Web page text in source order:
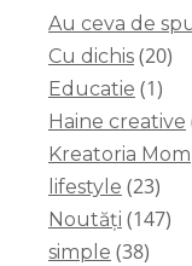
Au ceva de
Cu dichis (20)
Educatie (1)
Haine creative
Kreatoria Mom
lifestyle (23)
Noutăți (147)
simple (38)